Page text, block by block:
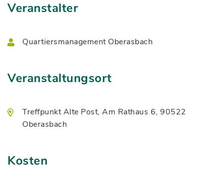
Veranstalter
Quartiersmanagement Oberasbach
Veranstaltungsort
Treffpunkt Alte Post, Am Rathaus 6, 90522
Oberasbach
Kosten